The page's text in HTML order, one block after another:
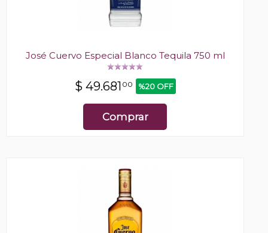
José Cuervo Especial Blanco Tequila 750 ml
$ 49.681 00 %20 OFF
Comprar